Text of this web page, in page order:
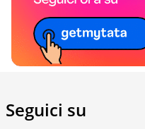
Seguici su